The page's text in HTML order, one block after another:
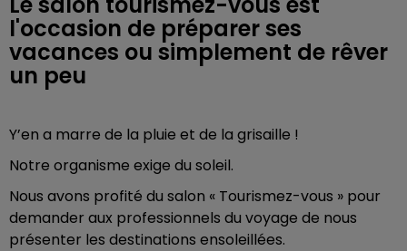
l'occasion de préparer ses
vacances ou simplement de rêver
un peu
Y’en a marre de la pluie et de la grisaille !
Notre organisme exige du soleil.
Nous avons profité du salon « Tourismez-vous » pour
demander aux professionnels du voyage de nous
présenter les destinations ensoleillées.